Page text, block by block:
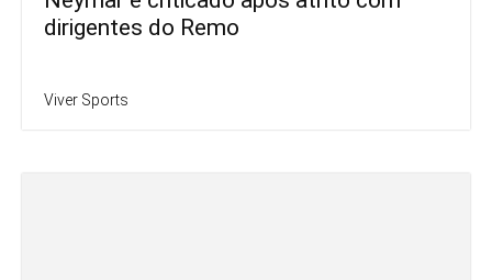
dirigentes do Remo
Viver Sports